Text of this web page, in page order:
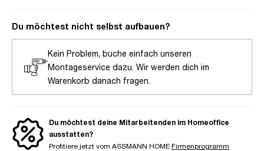
Du möchtest nicht selbst aufbauen?
Kein Problem, buche einfach unseren
Montageservice dazu. Wir werden dich im
Warenkorb danach fragen.
Du möchtest deine Mitarbeitenden im Homeoffice
ausstatten?
Profitiere jetzt vom ASSMANN HOME Firmenprogramm